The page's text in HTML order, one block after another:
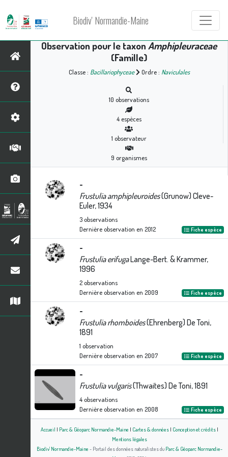
Biodiv' Normandie-Maine
Observation pour le taxon Amphipleuraceae
(Famille)
Classe : Bacillariophyceae Ordre : Naviculales
10 observations
4espèces
1 observateur
9 organismes
-
Frustulia amphipleuroides(Grunow) Cleve-
Euler, 1934
3observations
Dernière observation en 2012 Fiche espèce
-
Frustulia erifugaLange-Bert. & Krammer,
1996
2observations
Dernière observation en 2009 Fiche espèce
-
Frustulia rhomboides(Ehrenberg) De Toni,
1891
1 observation
Dernière observation en 2007 Fiche espèce
-
Frustulia vulgaris(Thwaites) De Toni, 1891
4observations
Dernière observation en 2008 Fiche espèce
Accueil | Parc & Géoparc Normandie-Maine | Cartes & données| Conception et crédits|
Mentions légales
Biodiv' Normandie-Maine - Portail des données naturalistes du Parc & Géoparc Normandie-